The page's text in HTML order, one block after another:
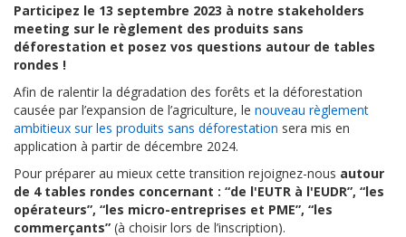
Participez le 13 septembre 2023 à notre stakeholders
meeting sur le règlement des produits sans
déforestation et posez vos questions autour de tables
rondes !
Afin de ralentir la dégradation des forêts et la déforestation
causée par l’expansion de l’agriculture, le nouveau règlement
ambitieux sur les produits sans déforestation sera mis en
application à partir de décembre 2024.
Pour préparer au mieux cette transition rejoignez-nous autour
de 4 tables rondes concernant : “de l'EUTR à l'EUDR”, “les
opérateurs”, “les micro-entreprises et PME”, “les
commerçants” (à choisir lors de l’inscription).